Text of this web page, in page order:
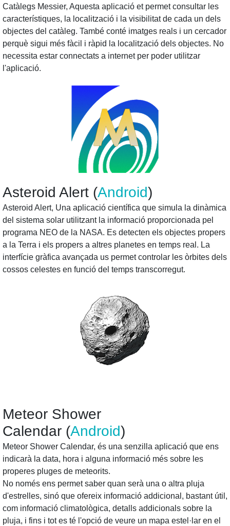
Catàlegs Messier, Aquesta aplicació et permet consultar les
característiques, la localització i la visibilitat de cada un dels
objectes del catàleg. També conté imatges reals i un cercador
perquè sigui més fàcil i ràpid la localització dels objectes. No
necessita estar connectats a internet per poder utilitzar
l'aplicació.
Asteroid Alert (Android)
Asteroid Alert, Una aplicació científica que simula la dinàmica
del sistema solar utilitzant la informació proporcionada pel
programa NEO de la NASA. Es detecten els objectes propers
a la Terra i els propers a altres planetes en temps real. La
interfície gràfica avançada us permet controlar les òrbites dels
cossos celestes en funció del temps transcorregut.
Meteor Shower
Calendar (Android)
Meteor Shower Calendar, és una senzilla aplicació que ens
indicarà la data, hora i alguna informació més sobre les
properes pluges de meteorits.
No només ens permet saber quan serà una o altra pluja
d'estrelles, sinó que ofereix informació addicional, bastant útil,
com informació climatològica, detalls addicionals sobre la
pluja, i fins i tot es té l'opció de veure un mapa estel·lar en el